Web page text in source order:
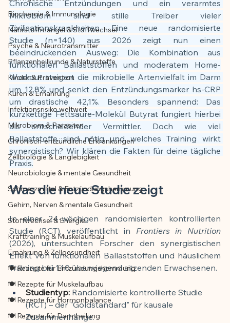
Der Artikel wurde mit Unterstützung von
KI erstellt und redaktionell geprüft vom
angegebenen Autor
Biochemie & Immunologie
Nährstoffmangel & Stoffwechsel
Psyche & Neurotransmitter
Pflanzenheilkunde & Naturstoffe
Kinder & Prävention
Kuren & Ernährung
Infektionsrisiko weltweit
Mikrobiom & Parasiten
Chronisch-entzündliche Erkrankungen
Zellbiologie & Langlebigkeit
Neurobiologie & mentale Gesundheit
Schmerzmittel & Entzündungshemmung
Gehirn, Nerven & mentale Gesundheit
Stoffwechsel & Energie
Krafttraining & Muskelaufbau
Ernährung & Zellgesundheit
🍽️ Rezepte für Entzündungshemmung
🍽️ Rezepte für Muskelaufbau
🍽️ Rezepte für Hormonbalance
🍽️ Rezepte für Darmheilung
Chronische Entzündungen und ein verarmtes
Mikrobiom sind stille Treiber vieler
Zivilisationskrankheiten. Eine neue randomisierte
Studie (n=140) aus 2026 zeigt nun einen
beeindruckenden Ausweg: Die Kombination aus
funktionalen Ballaststoffen und moderatem Home-
Workout steigert die mikrobielle Artenvielfalt im Darm
um 12,8% und senkt den Entzündungsmarker hs-CRP
um drastische 42,1%. Besonders spannend: Das
kurzkettige Fettsäure-Molekül Butyrat fungiert hierbei
als entscheidender Vermittler. Doch wie viel
Ballaststoffe sind nötig und welches Training wirkt
synergistisch? Wir klären die Fakten für deine tägliche
Praxis.
Was die neue Studie zeigt
In einer 24-wöchigen randomisierten kontrollierten
Studie (RCT), veröffentlicht in Frontiers in Nutrition
(2026), untersuchten Forscher den synergistischen
Effekt von funktionalen Ballaststoffen und häuslichem
Training bei 140 überwiegend sitzenden Erwachsenen.
Studientyp: Randomisierte kontrollierte Studie
(RCT) – der "Goldstandard" für kausale
Zusammenhänge.